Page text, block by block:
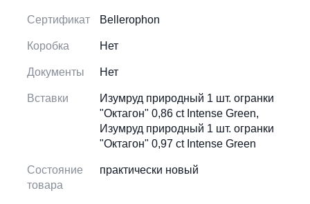
Сертификат Bellerophon
Коробка Нет
Документы Нет
Вставки
Изумруд природный 1 шт. огранки
"Октагон" 0,86 ct Intense Green,
Изумруд природный 1 шт. огранки
"Октагон" 0,97 ct Intense Green
Состояние
товара
практически новый